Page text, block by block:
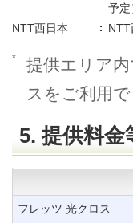
予定
NTT西日本
*
提供エリア
スをご利用
5. 提供料金
フレッツ 光クロス